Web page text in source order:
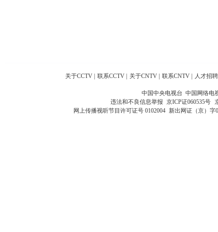
关于CCTV 联系CCTV 关于CNTV 联系CNTV 人才招聘
中国中央电视台 中国网络电
违法和不良信息举报 京ICP证060535号
网上传播视听节目许可证号 0102004 新出网证（京）